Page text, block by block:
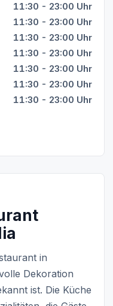
in
Dekoration
ist. Die Küche
11:30 - 23:00 Uhr
11:30 - 23:00 Uhr
11:30 - 23:00 Uhr
11:30 - 23:00 Uhr
11:30 - 23:00 Uhr
11:30 - 23:00 Uhr
11:30 - 23:00 Uhr